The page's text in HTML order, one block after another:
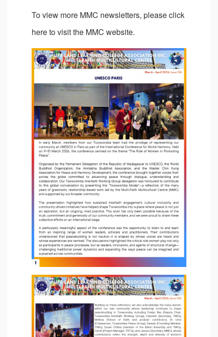
To view more MMC newsletters, please click
here to visit the MMC website.